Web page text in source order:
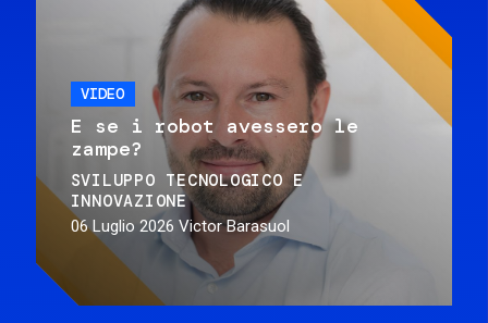
VIDEO
E se i robot avessero le
zampe?
SVILUPPO TECNOLOGICO E
INNOVAZIONE
06 Luglio 2026 Victor Barasuol